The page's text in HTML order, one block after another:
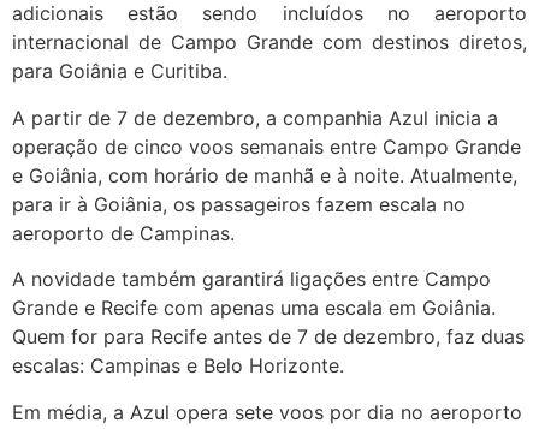
adicionais estão sendo incluídos no aeroporto
internacional de Campo Grande com destinos diretos,
para Goiânia e Curitiba.
A partir de 7 de dezembro, a companhia Azul inicia a
operação de cinco voos semanais entre Campo Grande
e Goiânia, com horário de manhã e à noite. Atualmente,
para ir à Goiânia, os passageiros fazem escala no
aeroporto de Campinas.
A novidade também garantirá ligações entre Campo
Grande e Recife com apenas uma escala em Goiânia.
Quem for para Recife antes de 7 de dezembro, faz duas
escalas: Campinas e Belo Horizonte.
Em média, a Azul opera sete voos por dia no aeroporto